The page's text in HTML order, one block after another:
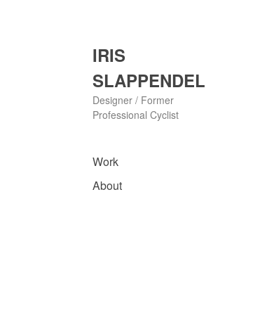
IRIS
SLAPPENDEL
Designer / Former
Professional Cyclist
Work
About